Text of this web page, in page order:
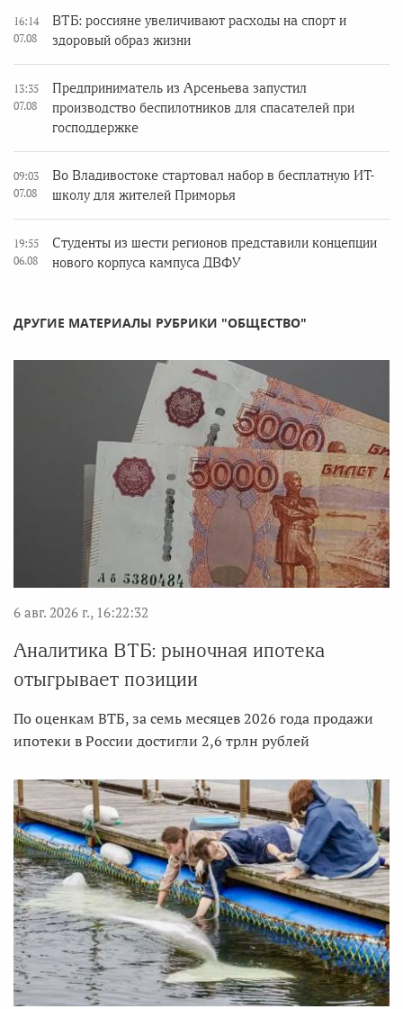
16:14
07.08
ВТБ: россияне увеличивают расходы на спорт и
здоровый образ жизни
13:35
07.08
Предприниматель из Арсеньева запустил
производство беспилотников для спасателей при
господдержке
09:03
07.08
Во Владивостоке стартовал набор в бесплатную ИТ-
школу для жителей Приморья
19:55
06.08
Студенты из шести регионов представили концепции
нового корпуса кампуса ДВФУ
ДРУГИЕ МАТЕРИАЛЫ РУБРИКИ "ОБЩЕСТВО"
6 авг. 2026 г., 16:22:32
Аналитика ВТБ: рыночная ипотека
отыгрывает позиции
По оценкам ВТБ, за семь месяцев 2026 года продажи
ипотеки в России достигли 2,6 трлн рублей